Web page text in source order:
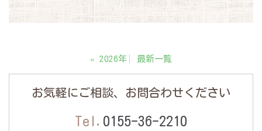
« 2026年 最新一覧
お気軽にご相談、お問合わせください
Tel. 0155-36-2210